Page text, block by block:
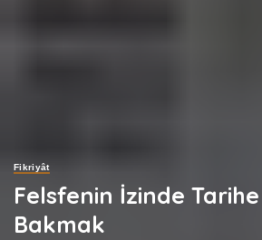
Fikriyât
Felsfenin İzinde
Bakmak